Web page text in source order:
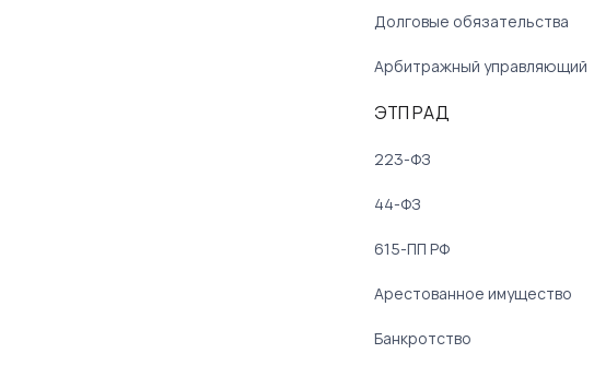
Долговые обязательства
Арбитражный управляющий
ЭТП РАД
223-ФЗ
44-ФЗ
615-ПП РФ
Арестованное имущество
Банкротство